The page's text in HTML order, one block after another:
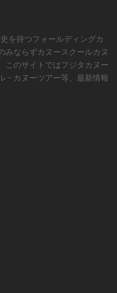
を持つフォールディングカ
みならずカヌースクールカヌ
このサイトではフジタカヌー
・カヌーツアー等、最新情報